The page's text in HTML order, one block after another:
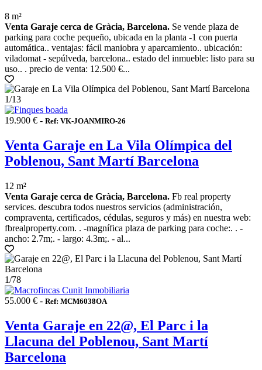
8 m²
Venta Garaje cerca de Gràcia, Barcelona. Se vende plaza de
parking para coche pequeño, ubicada en la planta -1 con puerta
automática.. ventajas: fácil maniobra y aparcamiento.. ubicación:
viladomat - sepúlveda, barcelona.. estado del inmueble: listo para su
uso.. . precio de venta: 12.500 €...
1/13
19.900 € - Ref: VK-JOANMIRO-26
Venta Garaje en La Vila Olímpica del
Poblenou, Sant Martí Barcelona
12 m²
Venta Garaje cerca de Gràcia, Barcelona. Fb real property
services. descubra todos nuestros servicios (administración,
compraventa, certificados, cédulas, seguros y más) en nuestra web:
fbrealproperty.com. . -magnífica plaza de parking para coche:. . -
ancho: 2.7m;. - largo: 4.3m;. - al...
1/78
55.000 € - Ref: MCM6038OA
Venta Garaje en 22@, El Parc i la
Llacuna del Poblenou, Sant Martí
Barcelona